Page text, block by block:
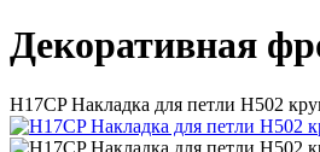
Декоративная
H17CP Накладка для петли Н502